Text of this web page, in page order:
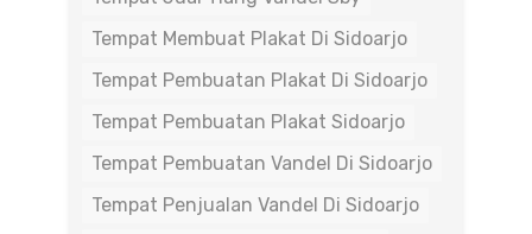
Tempat Membuat Plakat Di Sidoarjo
Tempat Pembuatan Plakat Di Sidoarjo
Tempat Pembuatan Plakat Sidoarjo
Tempat Pembuatan Vandel Di Sidoarjo
Tempat Penjualan Vandel Di Sidoarjo